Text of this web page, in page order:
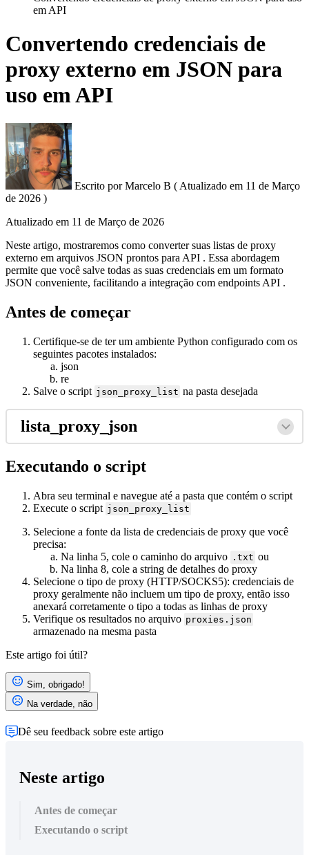
em API
Convertendo credenciais de
proxy externo em JSON para
uso em API
Escrito por Marcelo B ( Atualizado em 11 de Março
de 2026 )
Atualizado em 11 de Março de 2026
Neste artigo, mostraremos como converter suas listas de proxy
externo em arquivos JSON prontos para API . Essa abordagem
permite que você salve todas as suas credenciais em um formato
JSON conveniente, facilitando a integração com endpoints API .
Antes de começar
Certifique-se de ter um ambiente Python configurado com os
seguintes pacotes instalados:
json
re
Salve o script json_proxy_list na pasta desejada
lista_proxy_json
Executando o script
Abra seu terminal e navegue até a pasta que contém o script
Execute o script json_proxy_list
Selecione a fonte da lista de credenciais de proxy que você
precisa:
Na linha 5, cole o caminho do arquivo .txt ou
Na linha 8, cole a string de detalhes do proxy
Selecione o tipo de proxy (HTTP/SOCKS5): credenciais de
proxy geralmente não incluem um tipo de proxy, então isso
anexará corretamente o tipo a todas as linhas de proxy
Verifique os resultados no arquivo proxies.json
armazenado na mesma pasta
Este artigo foi útil?
Sim, obrigado!
Na verdade, não
Dê seu feedback sobre este artigo
Neste artigo
Antes de começar
Executando o script